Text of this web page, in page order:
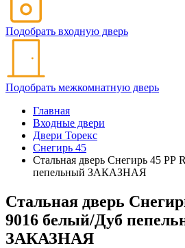
Подобрать входную дверь
Подобрать межкомнатную дверь
Главная
Входные двери
Двери Торекс
Снегирь 45
Стальная дверь Снегирь 45 РР
пепельный ЗАКАЗНАЯ
Стальная дверь
9016 белый/Дуб
ЗАКАЗНАЯ